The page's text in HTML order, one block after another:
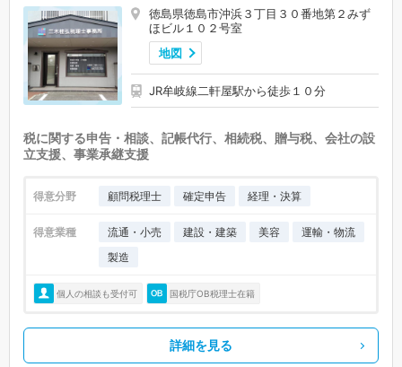
徳島県徳島市沖浜３丁目３０番地第２みず
ほビル１０２号室
地図
JR牟岐線二軒屋駅から徒歩１０分
税に関する申告・相談、記帳代行、相続税、贈与税、会社の設
立支援、事業承継支援
得意分野 顧問税理士 確定申告 経理・決算
得意業種 流通・小売 建設・建築 美容
運輸・物流
製造
個人の相談も受付可 国税庁OB税理士在籍
詳細を見る